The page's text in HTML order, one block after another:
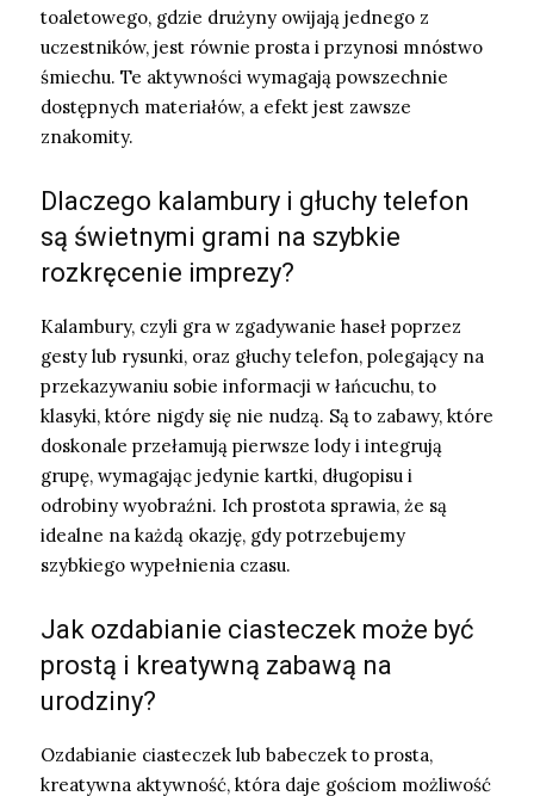
toaletowego, gdzie drużyny owijają jednego z
uczestników, jest równie prosta i przynosi mnóstwo
śmiechu. Te aktywności wymagają powszechnie
dostępnych materiałów, a efekt jest zawsze
znakomity.
Dlaczego kalambury i głuchy telefon
są świetnymi grami na szybkie
rozkręcenie imprezy?
Kalambury, czyli gra w zgadywanie haseł poprzez
gesty lub rysunki, oraz głuchy telefon, polegający na
przekazywaniu sobie informacji w łańcuchu, to
klasyki, które nigdy się nie nudzą. Są to zabawy, które
doskonale przełamują pierwsze lody i integrują
grupę, wymagając jedynie kartki, długopisu i
odrobiny wyobraźni. Ich prostota sprawia, że są
idealne na każdą okazję, gdy potrzebujemy
szybkiego wypełnienia czasu.
Jak ozdabianie ciasteczek może być
prostą i kreatywną zabawą na
urodziny?
Ozdabianie ciasteczek lub babeczek to prosta,
kreatywna aktywność, która daje gościom możliwość